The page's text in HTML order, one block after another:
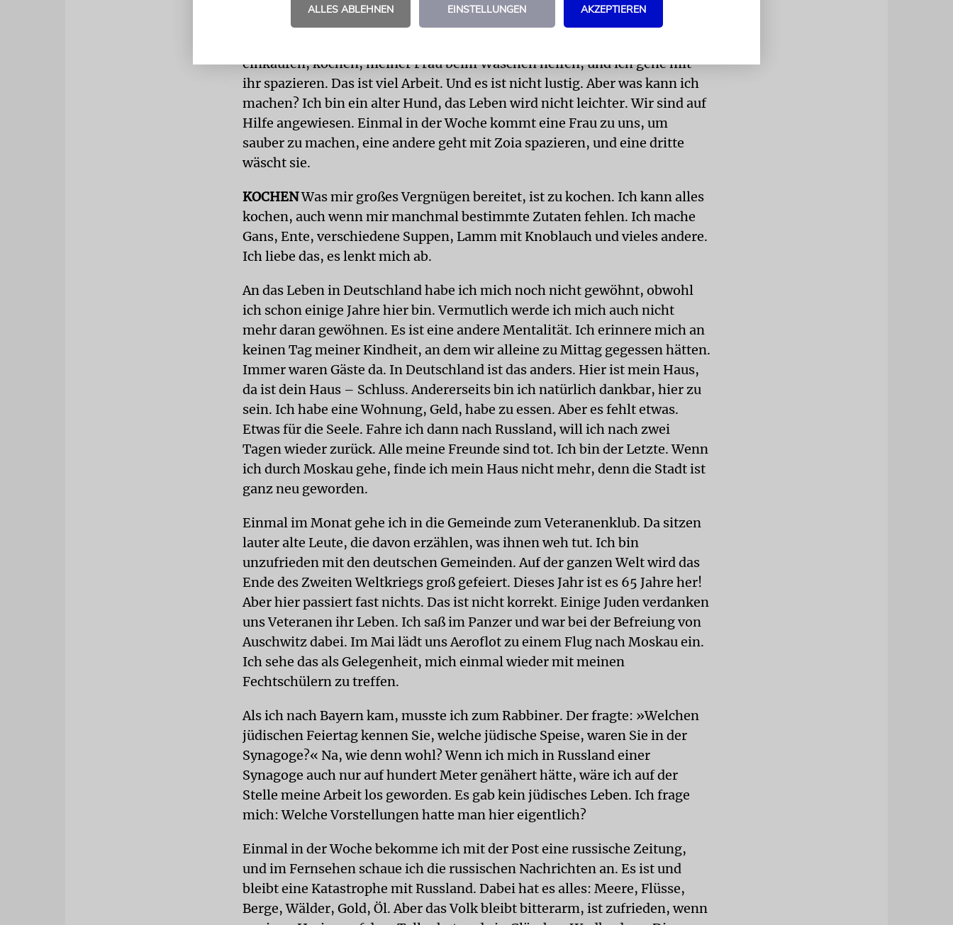
vergleichen.
einkaufen, kochen, meiner Frau beim Waschen helfen, und ich gehe mit
ihr spazieren. Das ist viel Arbeit. Und es ist nicht lustig. Aber was kann ich
machen? Ich bin ein alter Hund, das Leben wird nicht leichter. Wir sind auf
Hilfe angewiesen. Einmal in der Woche kommt eine Frau zu uns, um
sauber zu machen, eine andere geht mit Zoia spazieren, und eine dritte
wäscht sie.
KOCHENWas mir großes Vergnügen bereitet, ist zu kochen. Ich kann alles
kochen, auch wenn mir manchmal bestimmte Zutaten fehlen. Ich mache
Gans, Ente, verschiedene Suppen, Lamm mit Knoblauch und vieles andere.
Ich liebe das, es lenkt mich ab.
An das Leben in Deutschland habe ich mich noch nicht gewöhnt, obwohl
ich schon einige Jahre hier bin. Vermutlich werde ich mich auch nicht
mehr daran gewöhnen. Es ist eine andere Mentalität. Ich erinnere mich an
keinen Tag meiner Kindheit, an dem wir alleine zu Mittag gegessen hätten.
Immer waren Gäste da. In Deutschland ist das anders. Hier ist mein Haus,
da ist dein Haus – Schluss. Andererseits bin ich natürlich dankbar, hier zu
sein. Ich habe eine Wohnung, Geld, habe zu essen. Aber es fehlt etwas.
Etwas für die Seele. Fahre ich dann nach Russland, will ich nach zwei
Tagen wieder zurück. Alle meine Freunde sind tot. Ich bin der Letzte. Wenn
ich durch Moskau gehe, finde ich mein Haus nicht mehr, denn die Stadt ist
ganz neu geworden.
Einmal im Monat gehe ich in die Gemeinde zum Veteranenklub. Da sitzen
lauter alte Leute, die davon erzählen, was ihnen weh tut. Ich bin
unzufrieden mit den deutschen Gemeinden. Auf der ganzen Welt wird das
Ende des Zweiten Weltkriegs groß gefeiert. Dieses Jahr ist es 65 Jahre her!
Aber hier passiert fast nichts. Das ist nicht korrekt. Einige Juden verdanken
uns Veteranen ihr Leben. Ich saß im Panzer und war bei der Befreiung von
Auschwitz dabei. Im Mai lädt uns Aeroflot zu einem Flug nach Moskau ein.
Ich sehe das als Gelegenheit, mich einmal wieder mit meinen
Fechtschülern zu treffen.
Als ich nach Bayern kam, musste ich zum Rabbiner. Der fragte: »Welchen
jüdischen Feiertag kennen Sie, welche jüdische Speise, waren Sie in der
Synagoge?« Na, wie denn wohl? Wenn ich mich in Russland einer
Synagoge auch nur auf hundert Meter genähert hätte, wäre ich auf der
Stelle meine Arbeit los geworden. Es gab kein jüdisches Leben. Ich frage
mich: Welche Vorstellungen hatte man hier eigentlich?
Einmal in der Woche bekomme ich mit der Post eine russische Zeitung,
und im Fernsehen schaue ich die russischen Nachrichten an. Es ist und
bleibt eine Katastrophe mit Russland. Dabei hat es alles: Meere, Flüsse,
Berge, Wälder, Gold, Öl. Aber das Volk bleibt bitterarm, ist zufrieden, wenn
ALLES ABLEHNEN EINSTELLUNGEN AKZEPTIEREN